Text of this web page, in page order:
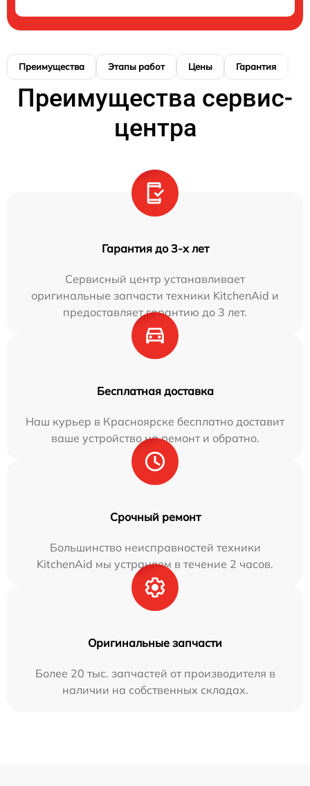
Преимущества Этапы работ Цены Гарантия
Преимущества сервис-
центра
Гарантия до 3-х лет
Сервисный центр устанавливает
оригинальные запчасти техники KitchenAid и
предоставляет гарантию до 3 лет.
Бесплатная доставка
Наш курьер в Красноярске бесплатно доставит
ваше устройство на ремонт и обратно.
Срочный ремонт
Большинство неисправностей техники
KitchenAid мы устраняем в течение 2 часов.
Оригинальные запчасти
Более 20 тыс. запчастей от производителя в
наличии на собственных складах.